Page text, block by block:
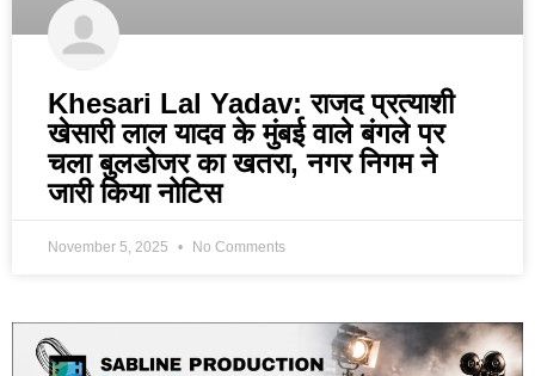
Khesari Lal Yadav: राजद प्रत्याशी
खेसारी लाल यादव के मुंबई वाले बंगले पर
चला बुलडोजर का खतरा, नगर निगम ने
जारी किया नोटिस
November 5, 2025 No Comments